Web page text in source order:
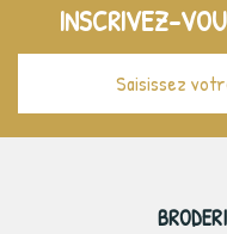
INSCRIVEZ-